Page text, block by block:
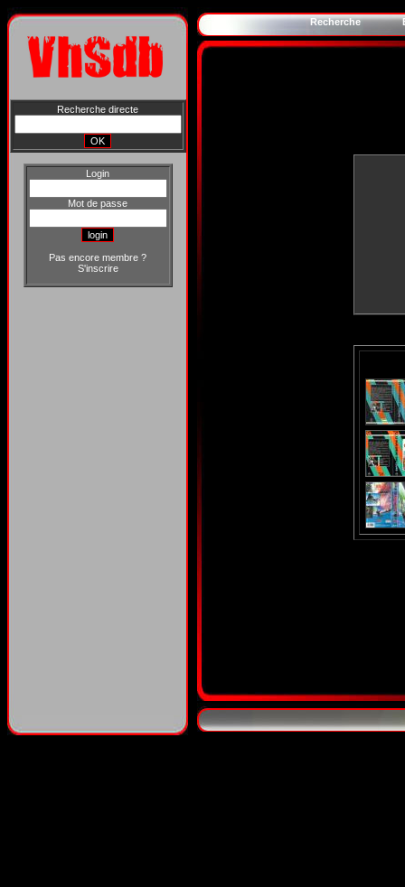
Recherche directe
Login
Mot de passe
Pas encore membre ?
S'inscrire
Recherche